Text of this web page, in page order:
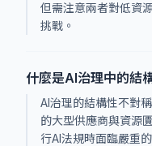
但需注意兩者對低資
挑戰。
什麼是AI治理中的結
AI治理的結構性不對
的大型供應商與資源
行AI法規時面臨嚴重